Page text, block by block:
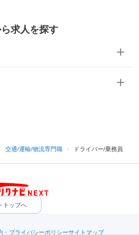
求人を探す
交通/運輸/物流専門職 / ドライバー/乗務員
トップへ
・プライバシーポリシーサイトマップ